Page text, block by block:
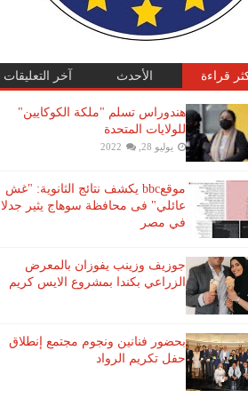
قراءة الأحدث آخر التعليقات
هندوراس تسلم "ملكة الكوكايين"
للولايات المتحدة
يوليو 28, 2022
موقعbbc يكشف نتائج الثانوية: "غش
عائلي" فى محافظة سوهاج يثير جدلا
في مصر
جوزيف وزينب يفوزان بالمعرض
الزراعي بكندا بمشروع الايس كريم
بحضور فنانين ونجوم مجتمع إنطلاق
حفل تكريم الرواد